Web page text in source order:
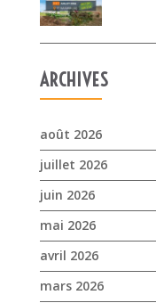
ARCHIVES
août 2026
juillet 2026
juin 2026
mai 2026
avril 2026
mars 2026